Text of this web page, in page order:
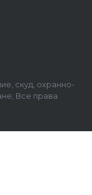
скуд, охранно-
Все права